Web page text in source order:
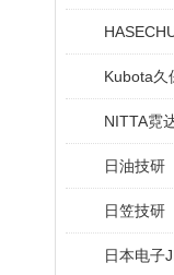
Kubota久
NITTA霓
日油技研
日笠技研
日本电子